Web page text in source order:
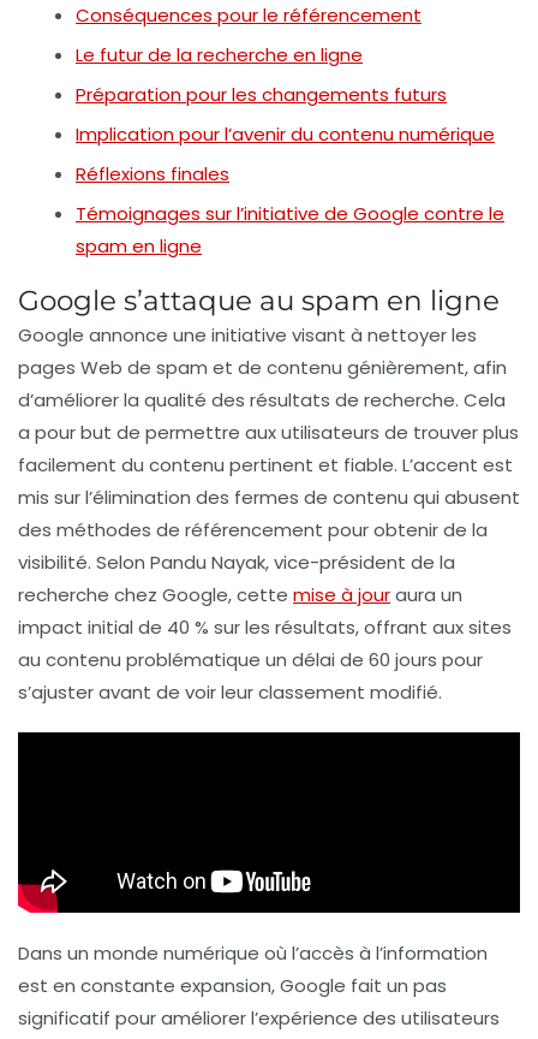
Conséquences pour le référencement
Le futur de la recherche en ligne
Préparation pour les changements futurs
Implication pour l’avenir du contenu numérique
Réflexions finales
Témoignages sur l’initiative de Google contre le
spam en ligne
Google s’attaque au spam en ligne
Google annonce une initiative visant à nettoyer les
pages Web de spam et de contenu génièrement, afin
d’améliorer la qualité des résultats de recherche. Cela
a pour but de permettre aux utilisateurs de trouver plus
facilement du contenu pertinent et fiable. L’accent est
mis sur l’élimination des fermes de contenu qui abusent
des méthodes de référencement pour obtenir de la
visibilité. Selon Pandu Nayak, vice-président de la
recherche chez Google, cette mise à jouraura un
impact initial de 40 % sur les résultats, offrant aux sites
au contenu problématique un délai de 60 jours pour
s’ajuster avant de voir leur classement modifié.
Dans un monde numérique où l’accès à l’information
est en constante expansion, Google fait un pas
significatif pour améliorer l’expérience des utilisateurs